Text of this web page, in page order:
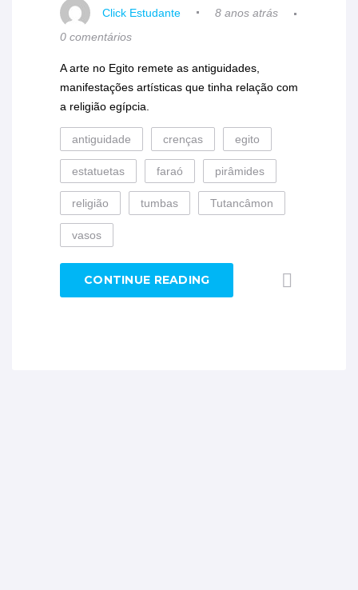
Click Estudante
8 anos atrás
0 comentários
A arte no Egito remete as antiguidades,
manifestações artísticas que tinha relação com
a religião egípcia.
antiguidade crenças egito
estatuetas faraó pirâmides
religião tumbas Tutancâmon
vasos
CONTINUE READING